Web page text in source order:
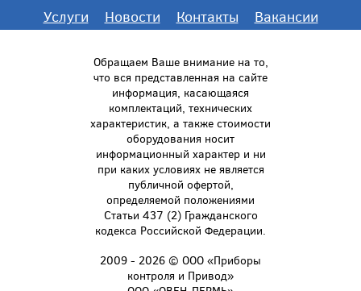
Услуги
Новости Контакты Вакансии
Обращаем Ваше внимание на то,
что вся представленная на сайте
информация, касающаяся
комплектаций, технических
характеристик, а также стоимости
оборудования носит
информационный характер и ни
при каких условиях не является
публичной офертой,
определяемой положениями
Статьи 437 (2) Гражданского
кодекса Российской Федерации.
2009 - 2026 © ООО «Приборы
контроля и Привод»